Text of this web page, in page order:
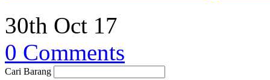
30th Oct 17
0 Comments
Cari Barang